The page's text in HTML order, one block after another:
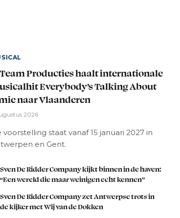
Producties haalt internationale
Everybody’s Talking About
naar Vlaanderen
2026
voorstelling staat vanaf 15 januari 2027 in
en Gent.
Sven De Ridder Company kijkt binnen in de haven:
“Een wereld die maar weinigen echt kennen”
Sven De Ridder Company zet Antwerpse trots in
de kijker met Wij van de Dokken